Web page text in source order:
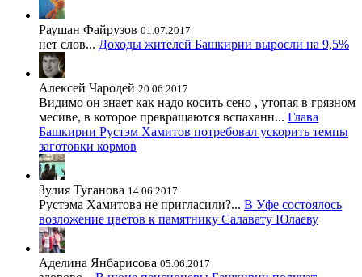
Раушан Файрузов 01.07.2017
нет слов... Доходы жителей Башкирии выросли на 9,5%
Алексей Чародей 20.06.2017
Видимо он знает как надо косить сено , утопая в грязном
месиве, в которое превращаются вспаханн... Глава
Башкирии Рустэм Хамитов потребовал ускорить темпы
заготовки кормов
Зулия Туганова 14.06.2017
Рустэма Хамитова не пригласили?... В Уфе состоялось
возложение цветов к памятнику Салавату Юлаеву
Аделина Янбарисова 05.06.2017